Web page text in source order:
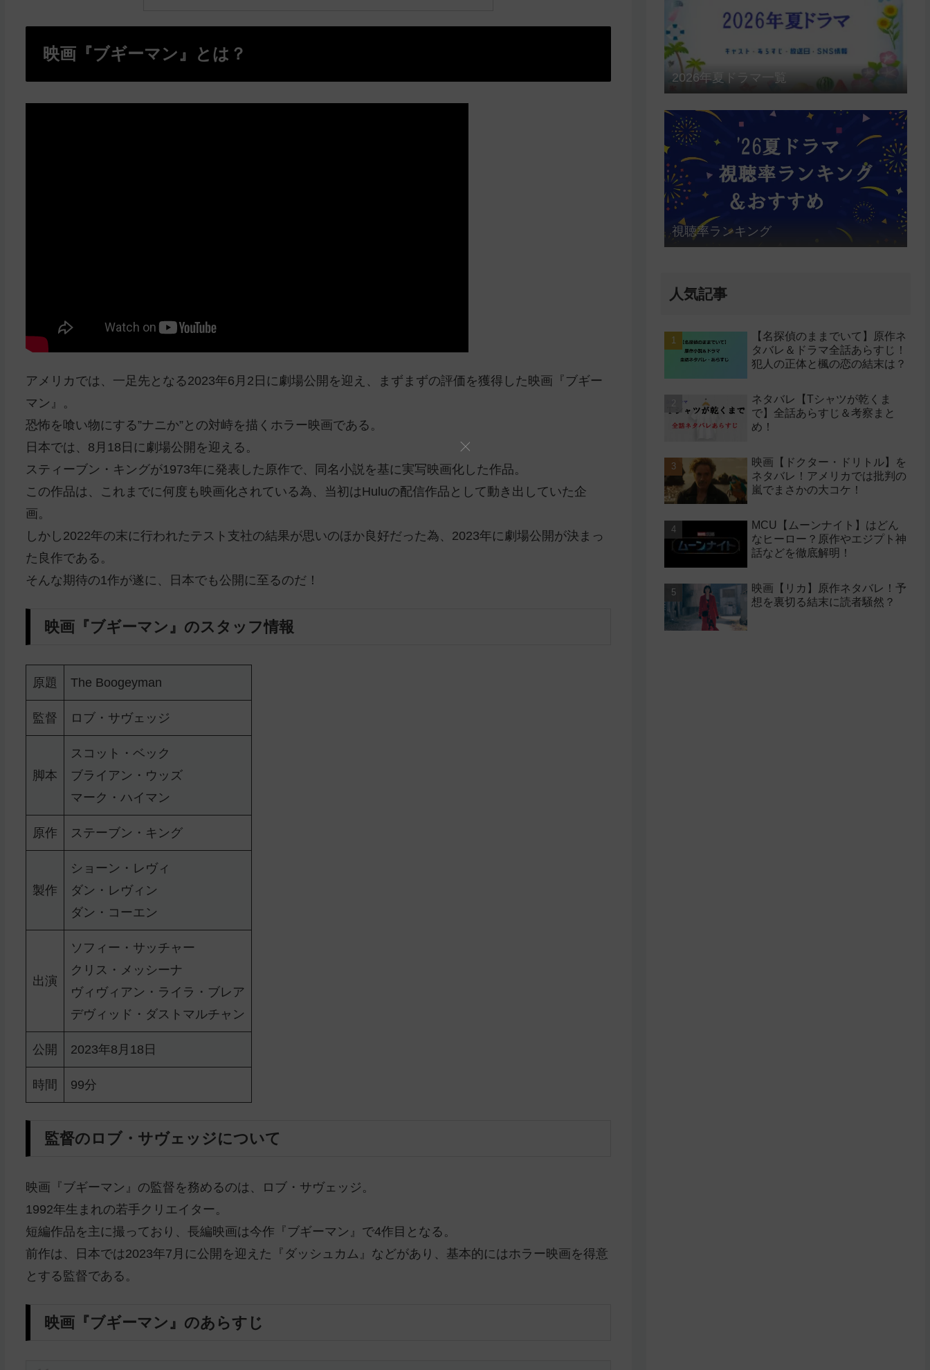
映画『ブギーマン』とは？
アメリカでは、一足先となる2023年6月2日に劇場公開を迎え、まずまずの評価を獲得した映画『ブギー
マン』。
恐怖を喰い物にする”ナニか”との対峙を描くホラー映画である。
日本では、8月18日に劇場公開を迎える。
スティーブン・キングが1973年に発表した原作で、同名小説を基に実写映画化した作品。
この作品は、これまでに何度も映画化されている為、当初はHuluの配信作品として動き出していた企
画。
しかし2022年の末に行われたテスト支社の結果が思いのほか良好だった為、2023年に劇場公開が決まっ
た良作である。
そんな期待の1作が遂に、日本でも公開に至るのだ！
映画『ブギーマン』のスタッフ情報
原題 The Boogeyman
監督 ロブ・サヴェッジ
脚本
スコット・ベック
ブライアン・ウッズ
マーク・ハイマン
原作 ステーブン・キング
製作
ショーン・レヴィ
ダン・レヴィン
ダン・コーエン
出演
ソフィー・サッチャー
クリス・メッシーナ
ヴィヴィアン・ライラ・ブレア
デヴィッド・ダストマルチャン
公開 2023年8月18日
時間 99分
監督のロブ・サヴェッジについて
映画『ブギーマン』の監督を務めるのは、ロブ・サヴェッジ。
1992年生まれの若手クリエイター。
短編作品を主に撮っており、長編映画は今作『ブギーマン』で4作目となる。
前作は、日本では2023年7月に公開を迎えた『ダッシュカム』などがあり、基本的にはホラー映画を得意
とする監督である。
映画『ブギーマン』のあらすじ
2026年夏ドラマ一覧
視聴率ランキング
人気記事
【名探偵のままでいて】原作ネ
タバレ＆ドラマ全話あらすじ！
犯人の正体と楓の恋の結末は？
ネタバレ【Tシャツが乾くま
で】全話あらすじ＆考察まと
め！
映画【ドクター・ドリトル】を
ネタバレ！アメリカでは批判の
嵐でまさかの大コケ！
MCU【ムーンナイト】はどん
なヒーロー？原作やエジプト神
話などを徹底解明！
映画【リカ】原作ネタバレ！予
想を裏切る結末に読者騒然？